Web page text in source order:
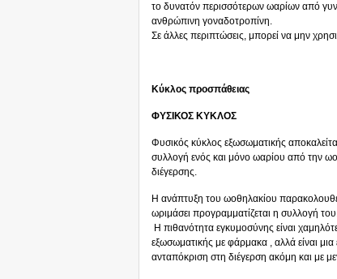
το δυνατόν περισσότερων ωαρίων από
ανθρώπινη γοναδοτροπίνη.
Σε άλλες περιπτώσεις, μπορεί να μην
Κύκλος προσπάθειας
ΦΥΣΙΚΟΣ ΚΥΚΛΟΣ
Φυσικός κύκλος εξωσωματικής
συλλογή ενός και μόνο ωαρίου από την
διέγερσης.
Η ανάπτυξη του ωοθηλακίου
ωριμάσει προγραμματίζεται η συλλογή
Η πιθανότητα εγκυμοσύνης είναι
εξωσωματικής με φάρμακα , αλλά είναι
ανταπόκριση στη διέγερση ακόμη και με